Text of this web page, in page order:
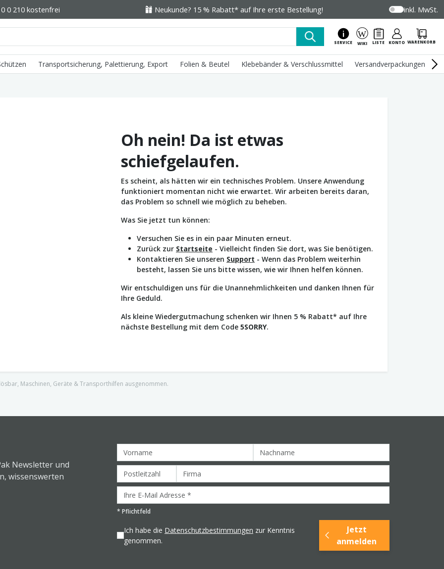
0 210 kostenfrei Neukunde? 15 % Rabatt* auf Ihre erste Bestellung! inkl. MwSt.
SERVICE WIKI LISTE KONTO WARENKORB
Transportsicherung, Palettierung, Export Folien & Beutel Klebebänder & Verschlussmittel Versandverpackungen
Oh nein! Da ist etwas
schiefgelaufen.
Es scheint, als hätten wir ein technisches Problem. Unsere Anwendung
funktioniert momentan nicht wie erwartet. Wir arbeiten bereits daran,
das Problem so schnell wie möglich zu beheben.
Was Sie jetzt tun können:
Versuchen Sie es in ein paar Minuten erneut.
Zurück zur Startseite - Vielleicht finden Sie dort, was Sie benötigen.
Kontaktieren Sie unseren Support - Wenn das Problem weiterhin
besteht, lassen Sie uns bitte wissen, wie wir Ihnen helfen können.
Wir entschuldigen uns für die Unannehmlichkeiten und danken Ihnen für
Ihre Geduld.
Als kleine Wiedergutmachung schenken wir Ihnen 5 % Rabatt* auf Ihre
nächste Bestellung mit dem Code 5SORRY.
Maschinen, Geräte & Transporthilfen ausgenommen.
Newsletter und
wissenswerten
* Pflichtfeld
Ich habe die Datenschutzbestimmungen zur Kenntnis
genommen.
Jetzt
anmelden